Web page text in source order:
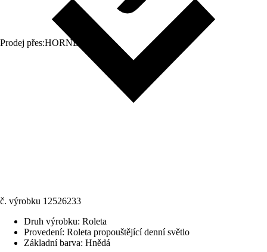
Prodej přes:HORNBACH
č. výrobku 12526233
Druh výrobku: Roleta
Provedení: Roleta propouštějící denní světlo
Základní barva: Hnědá